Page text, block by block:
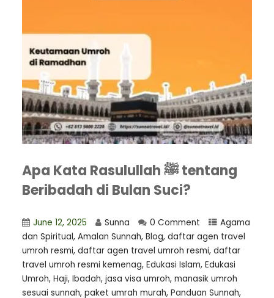
Apa Kata Rasulullah ﷺ tentang
Beribadah di Bulan Suci?
June 12, 2025 Sunna 0 Comment
Agama
dan Spiritual, Amalan Sunnah, Blog, daftar agen travel
umroh resmi, ⁠daftar agen travel umroh resmi, daftar
travel umroh resmi kemenag, Edukasi Islam, Edukasi
Umroh, Haji, Ibadah, jasa visa umroh, manasik umroh
sesuai sunnah, paket umrah murah, Panduan Sunnah,